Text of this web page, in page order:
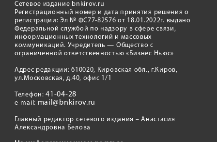
Сетевое издание bnkirov.ru
Регистрационный номер и дата принятия решения о
регистрации: Эл № ФС77-82576 от 18.01.2022г. выдано
Федеральной службой по надзору в сфере связи,
информационных технологий и массовых
коммуникаций. Учредитель — Общество с
ограниченной ответственностью «Бизнес Ньюс»
Адрес редакции: 610020, Кировская обл., г.Киров,
ул.Московская, д.40, офис 1/1
Телефон:41-04-28
e-mail: mail@bnkirov.ru
Главный редактор сетевого издания – Анастасия
Александровна Белова